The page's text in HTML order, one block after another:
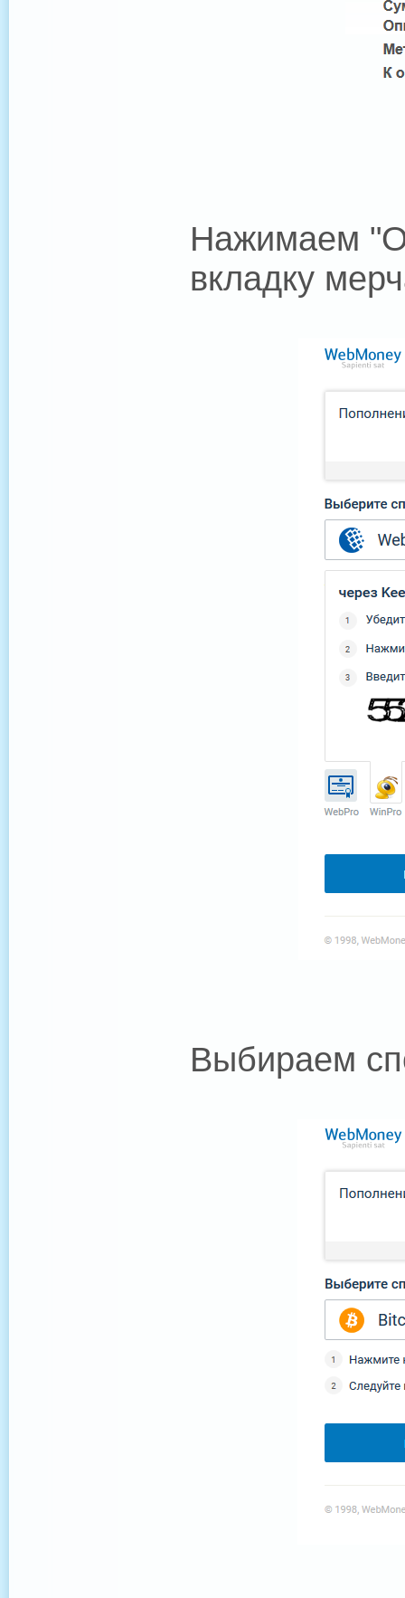
Нажимаем
вкладку
Выбираем